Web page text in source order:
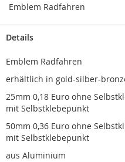
Emblem Radfahren
Details
Emblem Radfahren
erhältlich in gold-silber-
25mm 0,18 Euro ohne
mit Selbstklebepunkt
50mm 0,36 Euro ohne
mit Selbstklebepunkt
aus Aluminium